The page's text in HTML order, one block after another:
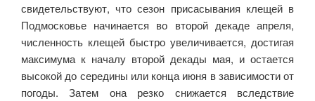
свидетельствуют, что сезон присасывания клещей в
Подмосковье начинается во второй декаде апреля,
численность клещей быстро увеличивается, достигая
максимума к началу второй декады мая, и остается
высокой до середины или конца июня в зависимости от
погоды. Затем она резко снижается вследствие